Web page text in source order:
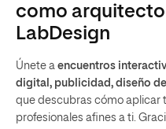
como
LabDesign
Únete a encuentros
digital, publicidad, diseño
que descubras cómo aplicar
profesionales afines a ti.